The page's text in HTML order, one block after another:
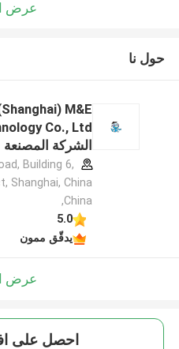
عرض
حول نا
M&E
الشركة المصنعة
Building 6,
Shanghai, China
,China
5.0
يدقّق ممون
عرض
احصل على